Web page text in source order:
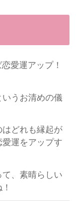
いうお清めの儀
どれも縁起が
運をアップす
、素晴らしい